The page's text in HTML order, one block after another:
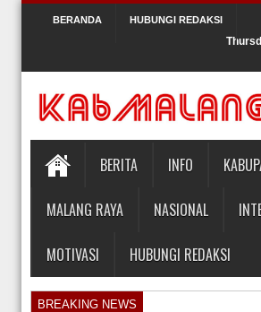
BERANDA HUBUNGI REDAKSI
BERITA INFO
MALANG RAYA NASIONAL
MOTIVASI HUBUNGI REDAKSI
BREAKING NEWS